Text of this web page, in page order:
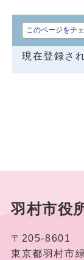
このページをチ
現在登録さ
羽村市役
〒205-8601
東京都羽村市